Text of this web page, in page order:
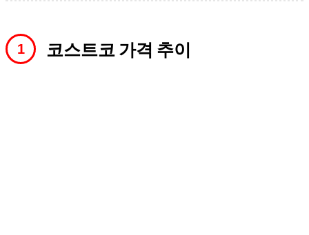
코스트코 가격 추이